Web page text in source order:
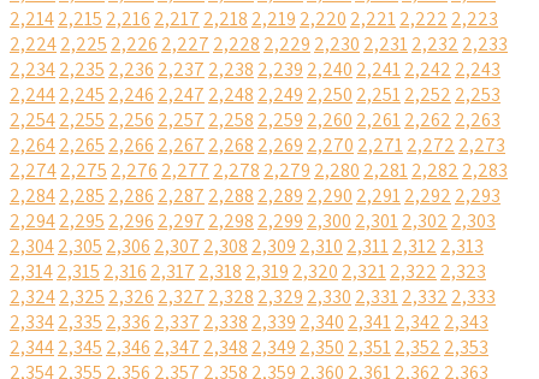
2,2142,215 2,216 2,217 2,218 2,219 2,220 2,2212,222 2,223
2,2242,225 2,226 2,227 2,228 2,229 2,230 2,2312,232 2,233
2,2342,235 2,236 2,237 2,238 2,239 2,240 2,2412,242 2,243
2,2442,245 2,246 2,247 2,248 2,249 2,250 2,2512,252 2,253
2,2542,255 2,256 2,257 2,258 2,259 2,260 2,2612,262 2,263
2,2642,265 2,266 2,267 2,268 2,269 2,270 2,2712,272 2,273
2,2742,275 2,276 2,277 2,278 2,279 2,280 2,2812,282 2,283
2,2842,285 2,286 2,287 2,288 2,289 2,290 2,2912,292 2,293
2,2942,295 2,296 2,297 2,298 2,299 2,300 2,3012,302 2,303
2,3042,305 2,306 2,307 2,308 2,309 2,310 2,3112,312 2,313
2,3142,315 2,316 2,317 2,318 2,319 2,320 2,3212,322 2,323
2,3242,325 2,326 2,327 2,328 2,329 2,330 2,3312,332 2,333
2,3342,335 2,336 2,337 2,338 2,339 2,340 2,3412,342 2,343
2,3442,345 2,346 2,347 2,348 2,349 2,350 2,3512,352 2,353
2,3542,355 2,356 2,357 2,358 2,359 2,360 2,3612,362 2,363